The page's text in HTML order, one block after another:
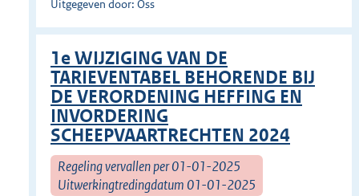
Uitgegeven door: Oss
1e WIJZIGING VAN DE
TARIEVENTABEL BEHORENDE BIJ
DE VERORDENING HEFFING EN
INVORDERING
SCHEEPVAARTRECHTEN 2024
Regeling vervallen per 01-01-2025
Uitwerkingtredingdatum 01-01-2025